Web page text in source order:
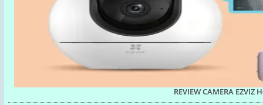
REVIEW CAMERA EZVIZ